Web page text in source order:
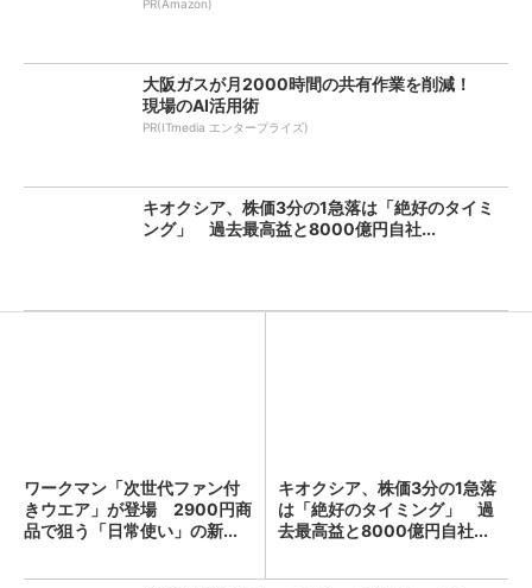
PR(Amazon)
大阪ガスが月2000時間の共有作業を削減！
現場のAI活用術
PR(ITmedia エンタープライズ)
キオクシア、株価3分の1急落は「絶好のタイミ
ング」 過去最高益と8000億円自社...
ワークマン「次世代ファン付
きウエア」が登場 2900円商
品で狙う「日常使い」の新...
キオクシア、株価3分の1急落
は「絶好のタイミング」 過
去最高益と8000億円自社...